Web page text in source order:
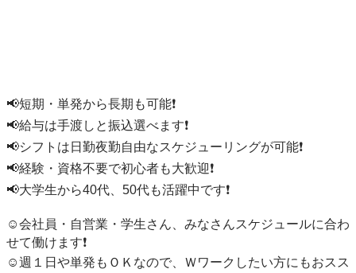
📢短期・単発から長期も可能❗
📢給与は手渡しと振込選べます❗
📢シフトは日勤夜勤自由なスケジューリングが可能❗
📢経験・資格不要で初心者も大歓迎❗
📢大学生から40代、50代も活躍中です❗
☺️会社員・自営業・学生さん、みなさんスケジュールに合わ
せて働けます❗
☺️週１日や単発もＯＫなので、Ｗワークしたい方にもおスス